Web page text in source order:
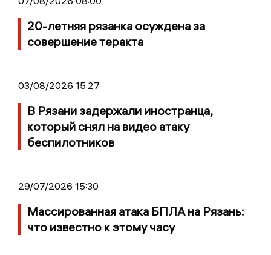
20-летняя рязанка осуждена за
совершение теракта
03/08/2026 15:27
В Рязани задержали иностранца,
который снял на видео атаку
беспилотников
29/07/2026 15:30
Массированная атака БПЛА на Рязань:
что известно к этому часу